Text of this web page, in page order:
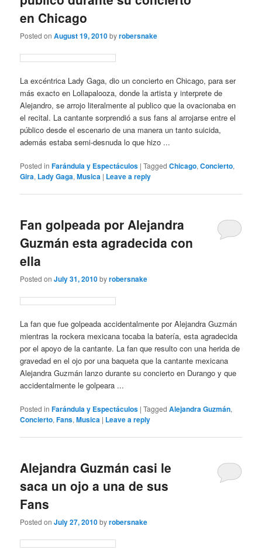
en Chicago
Posted onAugust 19, 2010byrobersnake
La excéntrica Lady Gaga, dio un concierto en Chicago, para ser
más exacto en Lollapalooza, donde la artista y interprete de
Alejandro, se arrojo literalmente al publico que la ovacionaba en
el recital. La cantante sorprendió a sus fans al arrojarse entre el
público desde el escenario de una manera un tanto suicida,
además estaba semi-desnuda lo que hizo ...
Posted in Farándula y Espectáculos |Tagged Chicago,Concierto,
Gira, Lady Gaga,Musica | Leave a reply
Fan golpeada por Alejandra
Guzmán esta agradecida con
ella
Posted onJuly 31, 2010byrobersnake
La fan que fue golpeada accidentalmente por Alejandra Guzmán
mientras la rockera mexicana tocaba la batería, esta agradecida
por el apoyo de la cantante. La fan que resulto con una herida de
gravedad en el ojo por una baqueta que la cantante mexicana
Alejandra Guzmán lanzo durante su concierto en Durango y que
accidentalmente le golpeara ...
Posted in Farándula y Espectáculos |Tagged Alejandra Guzmán,
Concierto,Fans,Musica | Leave a reply
Alejandra Guzmán casi le
saca un ojo a una de sus
Fans
Posted onJuly 27, 2010byrobersnake